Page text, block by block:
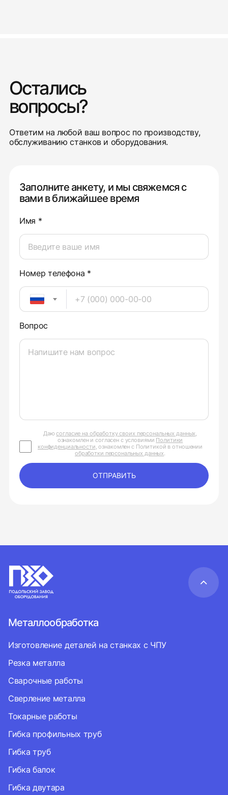
Остались
вопросы?
Ответим на любой ваш вопрос по производству,
обслуживанию станков и оборудования.
Заполните анкету, и мы свяжемся с
вами в ближайшее время
Имя *
Номер телефона *
Вопрос
Даюсогласие на обработку своих персональных данных,
ознакомлен и согласен с условиями Политики
конфиденциальности, ознакомлен с Политикой в отношении
обработки персональных данных.
ОТПРАВИТЬ
Металлообработка
Изготовление деталей на станках с ЧПУ
Резка металла
Сварочные работы
Сверление металла
Токарные работы
Гибка профильных труб
Гибка труб
Гибка балок
Гибка двутара